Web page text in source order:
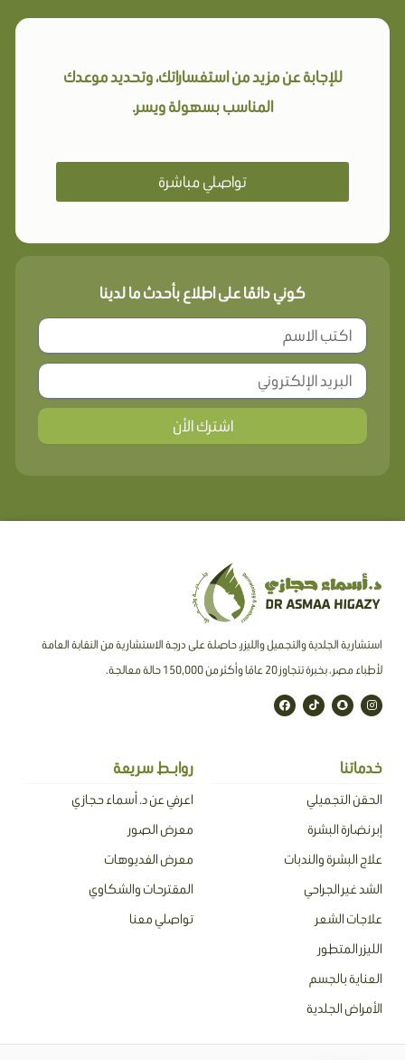
للإجابة عن مزيد من استفساراتك، وتحديد موعدك
المناسب بسهولة ويسر.
تواصلي مباشرة
كوني دائمًا على اطلاع بأحدث ما لدينا
اشترك الأن
استشارية الجلدية والتجميل والليزر، حاصلة على درجة الاستشارية من النقابة العامة
لأطباء مصر ، بخبرة تتجاوز 20 عامًا وأكثر من 150,000 حالة معالجة.
I
n
s
a
S
n
a
a
t
T
i
k
F
a
c
خدماتنا
الحقن التجميلي
إبر نضارة البشرة
علاج البشرة والندبات
الشد غير الجراحي
علاجات الشعر
الليزر المتطور
العناية بالجسم
الأمراض الجلدية
روابـط سريعة
اعرفي عن د. أسماء حجازي
معرض الصور
معرض الفديوهات
المقترحات والشكاوي
تواصلي معنا